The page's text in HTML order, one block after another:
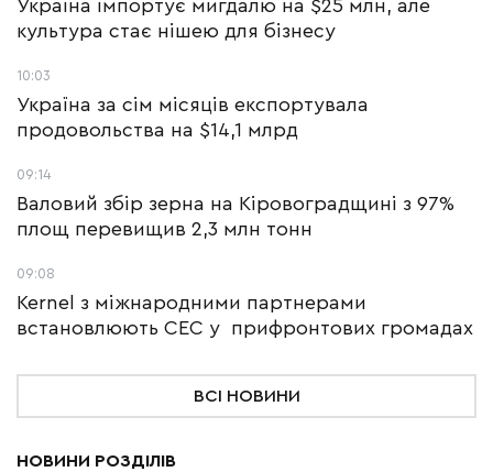
Україна імпортує мигдалю на $25 млн, але
культура стає нішею для бізнесу
10:03
Україна за сім місяців експортувала
продовольства на $14,1 млрд
09:14
Валовий збір зерна на Кіровоградщині з 97%
площ перевищив 2,3 млн тонн
09:08
Kernel з міжнародними партнерами
встановлюють СЕС у прифронтових громадах
ВСІ НОВИНИ
НОВИНИ РОЗДІЛІВ